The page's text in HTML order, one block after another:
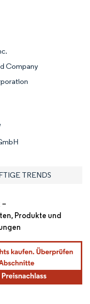
Company
TRENDS
Produkte und